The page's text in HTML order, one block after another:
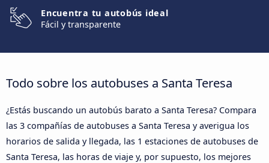
Encuentra tu autobús ideal
Fácil y transparente
Todo sobre los autobuses a Santa Teresa
¿Estás buscando un autobús barato a Santa Teresa? Compara
las 3 compañías de autobuses a Santa Teresa y averigua los
horarios de salida y llegada, las 1 estaciones de autobuses de
Santa Teresa, las horas de viaje y, por supuesto, los mejores